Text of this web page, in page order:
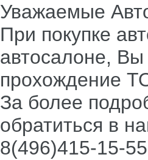
Уважаемые
При покупке
автосалоне, Вы
прохождение
За более
обратиться в
8(496)415-15-